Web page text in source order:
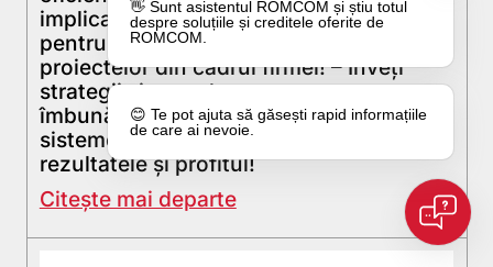
implicat! – Obţii instrumente practice
pentru planificarea şi implementarea
proiectelor din cadrul firmei! – Înveţi
strategii şi metode pentru
îmbunătăţirea activităţilor şi
sistemelor companiei, prin care creşti
rezultatele şi profitul!
Citește mai departe
👋 Sunt asistentul ROMCOM și știu totul
despre soluțiile și creditele oferite de
ROMCOM.
😊 Te pot ajuta să găsești rapid informațiile
de care ai nevoie.